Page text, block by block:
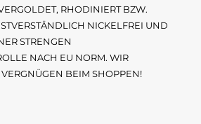
RHODINIERT BZW.
NICKELFREI UND
STRENGEN
NACH EU NORM. WIR
BEIM SHOPPEN!